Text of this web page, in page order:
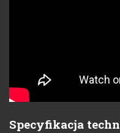
Specyfikacja